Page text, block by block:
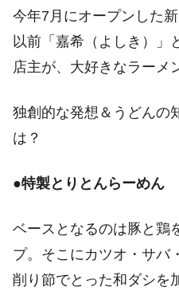
今年7月にオープンした新
以前「嘉希（よしき）」
店主が、大好きなラーメ
独創的な発想＆うどんの
は？
●特製とりとんらーめん
ベースとなるのは豚と鶏
プ。そこにカツオ・サバ
削り節でとった和ダシを